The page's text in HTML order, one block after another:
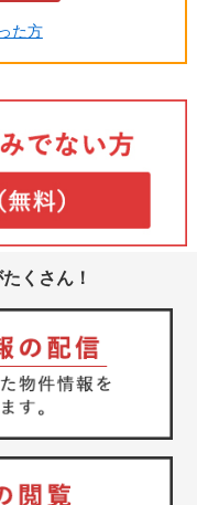
た方
くさん！